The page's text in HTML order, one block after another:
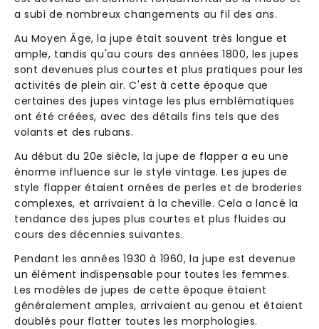
a subi de nombreux changements au fil des ans.
Au Moyen Âge, la jupe était souvent très longue et
ample, tandis qu'au cours des années 1800, les jupes
sont devenues plus courtes et plus pratiques pour les
activités de plein air. C'est à cette époque que
certaines des jupes vintage les plus emblématiques
ont été créées, avec des détails fins tels que des
volants et des rubans.
Au début du 20e siècle, la jupe de flapper a eu une
énorme influence sur le style vintage. Les jupes de
style flapper étaient ornées de perles et de broderies
complexes, et arrivaient à la cheville. Cela a lancé la
tendance des jupes plus courtes et plus fluides au
cours des décennies suivantes.
Pendant les années 1930 à 1960, la jupe est devenue
un élément indispensable pour toutes les femmes.
Les modèles de jupes de cette époque étaient
généralement amples, arrivaient au genou et étaient
doublés pour flatter toutes les morphologies.